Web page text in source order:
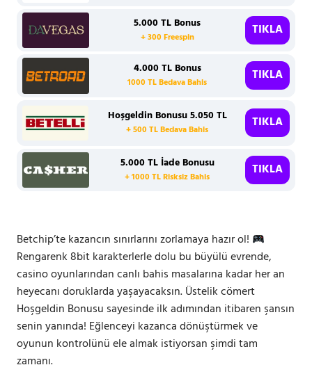
5.000 TL Bonus
+ 300 Freespin TIKLA
4.000 TL Bonus
1000 TL Bedava Bahis TIKLA
Hoşgeldin Bonusu 5.050 TL
+ 500 TL Bedava Bahis TIKLA
5.000 TL İade Bonusu
+ 1000 TL Risksiz Bahis TIKLA
Betchip’te kazancın sınırlarını zorlamaya hazır ol!
Rengarenk 8bit karakterlerle dolu bu büyülü evrende,
casino oyunlarından canlı bahis masalarına kadar her an
heyecanı doruklarda yaşayacaksın. Üstelik cömert
Hoşgeldin Bonusu sayesinde ilk adımından itibaren şansın
senin yanında! Eğlenceyi kazanca dönüştürmek ve
oyunun kontrolünü ele almak istiyorsan şimdi tam
zamanı.